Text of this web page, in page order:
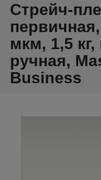
Стрейч-
мкм, 1,5
ручная,
Business